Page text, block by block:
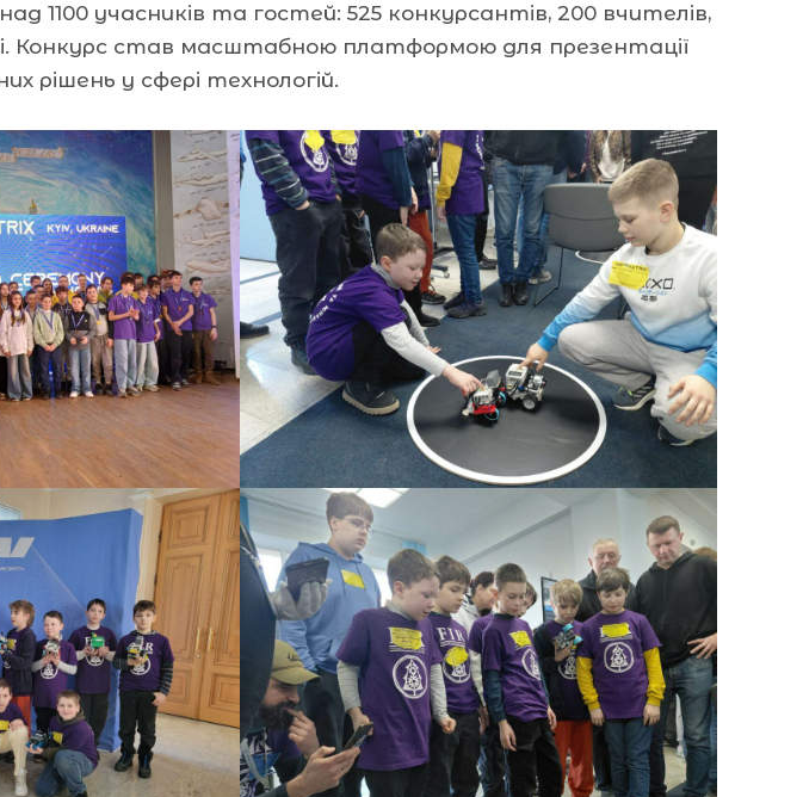
1100 учасників та гостей: 525 конкурсантів, 200 вчителів,
Конкурс став масштабною платформою для презентації
рішень у сфері технологій.